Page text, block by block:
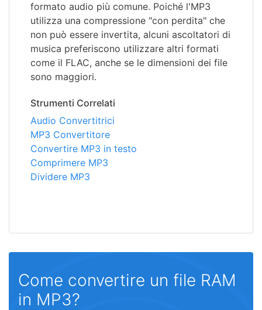
formato audio più comune. Poiché l'MP3
utilizza una compressione "con perdita" che
non può essere invertita, alcuni ascoltatori di
musica preferiscono utilizzare altri formati
come il FLAC, anche se le dimensioni dei file
sono maggiori.
Strumenti Correlati
Audio Convertitrici
MP3 Convertitore
Convertire MP3 in testo
Comprimere MP3
Dividere MP3
Come convertire un file RAM
in MP3?